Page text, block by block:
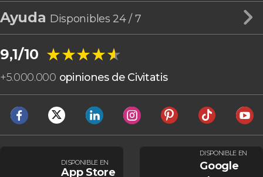
Ayuda Disponibles 24 / 7
9,1/10 ★★★★★
★★★★★
+5.000.000 opiniones de Civitatis
DISPONIBLE EN
App Store
DISPONIBLE EN
Google